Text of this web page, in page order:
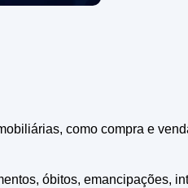
como compra e
óbitos, emancipações,